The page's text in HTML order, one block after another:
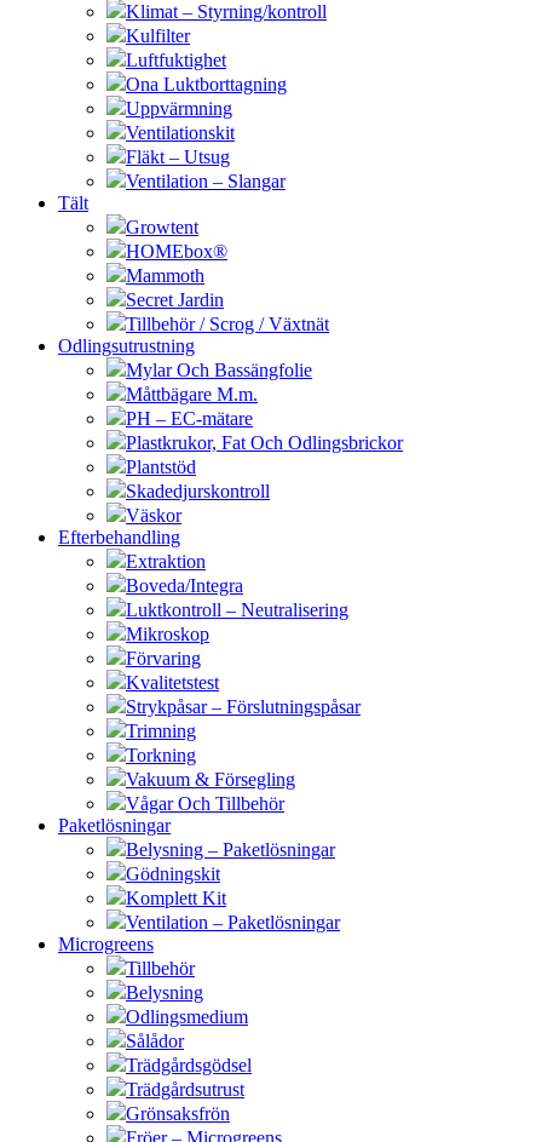
Klimat – Styrning/kontroll
Kulfilter
Luftfuktighet
Ona Luktborttagning
Uppvärmning
Ventilationskit
Fläkt – Utsug
Ventilation – Slangar
Tält
Growtent
HOMEbox®
Mammoth
Secret Jardin
Tillbehör / Scrog / Växtnät
Odlingsutrustning
Mylar Och Bassängfolie
Måttbägare M.m.
PH – EC-mätare
Plastkrukor, Fat Och Odlingsbrickor
Plantstöd
Skadedjurskontroll
Väskor
Efterbehandling
Extraktion
Boveda/Integra
Luktkontroll – Neutralisering
Mikroskop
Förvaring
Kvalitetstest
Strykpåsar – Förslutningspåsar
Trimning
Torkning
Vakuum & Försegling
Vågar Och Tillbehör
Paketlösningar
Belysning – Paketlösningar
Gödningskit
Komplett Kit
Ventilation – Paketlösningar
Microgreens
Tillbehör
Belysning
Odlingsmedium
Sålådor
Trädgårdsgödsel
Trädgårdsutrust
Grönsaksfrön
Fröer – Microgreens